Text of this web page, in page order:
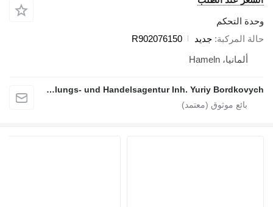
وحدة التحكم
حالة المركبة جديد
R902076150
ألمانيا، Hameln
Y.B. Vermittlungs- und Handelsagentur Inh. Yuriy Bordkovych